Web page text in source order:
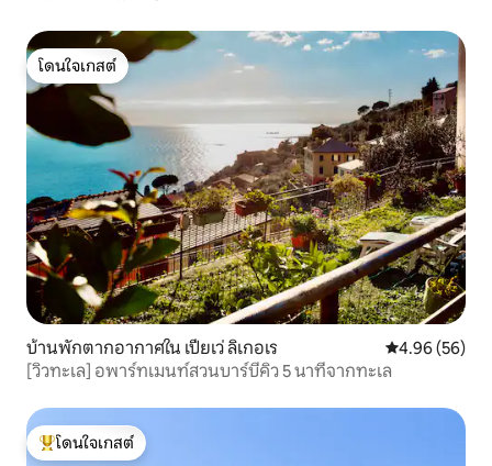
โดนใจเกสต์
โดนใจเกสต์
บ้านพักตากอากาศใน เปียเว่ ลิเกอเร คะแนนเฉลี่ย
4.96 (56)
[วิวทะเล] อพาร์ทเมนท์สวนบาร์บีคิว 5 นาทีจากทะเล
โดนใจเกสต์ที่สุด
โดนใจเกสต์